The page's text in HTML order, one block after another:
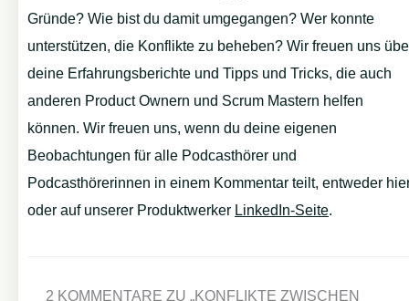
Gründe? Wie bist du damit umgegangen? Wer konnte
unterstützen, die Konflikte zu beheben? Wir freuen uns
deine Erfahrungsberichte und Tipps und Tricks, die auch
anderen Product Ownern und Scrum Mastern helfen
können. Wir freuen uns, wenn du deine eigenen
Beobachtungen für alle Podcasthörer und
Podcasthörerinnen in einem Kommentar teilt, entweder
oder auf unserer Produktwerker LinkedIn-Seite.
2 KOMMENTARE ZU „KONFLIKTE ZWISCHEN